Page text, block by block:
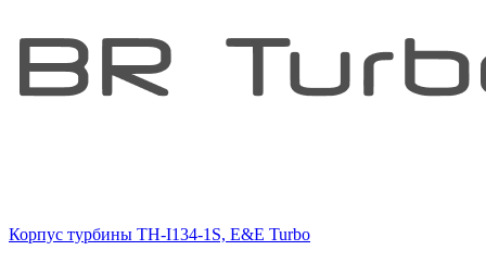
Корпус турбины TH-I134-1S, E&E Turbo